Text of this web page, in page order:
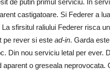
de putin primul serviciu. In
castigatoare. Si Federer a
sfirsitul raliului Federer risca
pe rever si este ad-in. Garda
Din nou serviciu letal per ever.
o greseala neprovocata.